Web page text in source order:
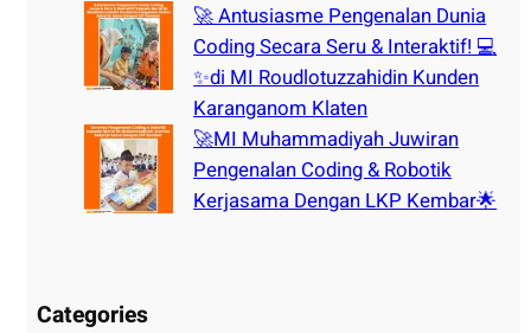
🚀 Antusiasme Pengenalan Dunia
Coding Secara Seru & Interaktif! 💻
✨di MI Roudlotuzzahidin Kunden
Karanganom Klaten
🚀MI Muhammadiyah Juwiran
Pengenalan Coding & Robotik
Kerjasama Dengan LKP Kembar🌟
Categories